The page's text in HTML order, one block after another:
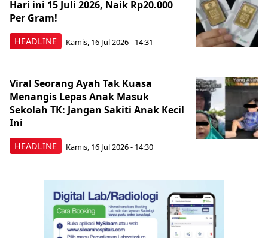
HEADLINE
Hari ini 15 Juli 2026, Naik Rp20.000
Per Gram!
Kamis, 16 Jul 2026 - 14:31
HEADLINE
Viral Seorang Ayah Tak Kuasa
Menangis Lepas Anak Masuk
Sekolah TK: Jangan Sakiti Anak Kecil
Ini
Kamis, 16 Jul 2026 - 14:30